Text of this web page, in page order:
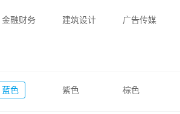
金融财务 建筑设计 广告传媒
蓝色 紫色 棕色